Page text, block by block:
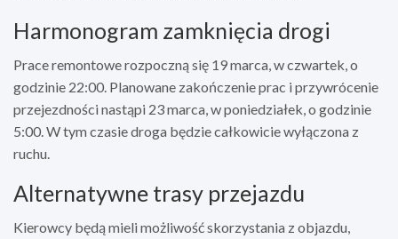
Harmonogram zamknięcia drogi
Prace remontowe rozpoczną się 19 marca, w czwartek, o
godzinie 22:00. Planowane zakończenie prac i przywrócenie
przejezdności nastąpi 23 marca, w poniedziałek, o godzinie
5:00. W tym czasie droga będzie całkowicie wyłączona z
ruchu.
Alternatywne trasy przejazdu
Kierowcy będą mieli możliwość skorzystania z objazdu,